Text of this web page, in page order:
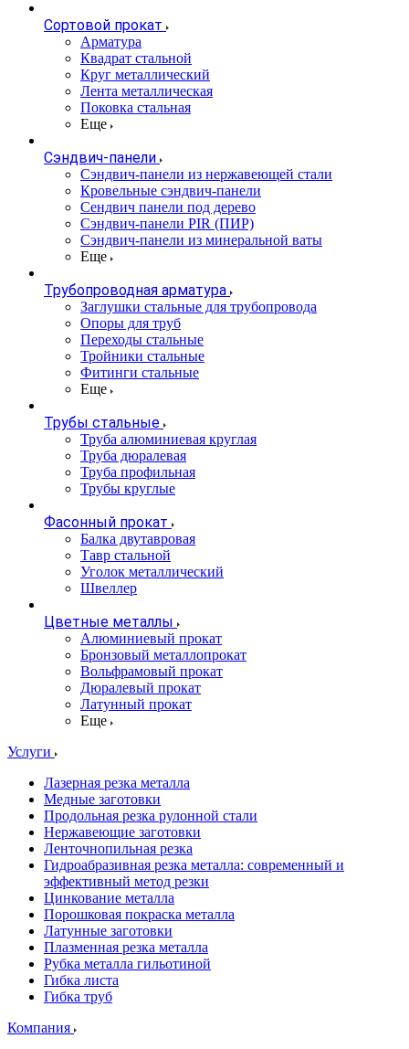
Сортовой прокат
Арматура
Квадрат стальной
Круг металлический
Лента металлическая
Поковка стальная
Еще
Сэндвич-панели
Cэндвич-панели из нержавеющей стали
Кровельные сэндвич-панели
Сендвич панели под дерево
Сэндвич-панели PIR (ПИР)
Сэндвич-панели из минеральной ваты
Еще
Трубопроводная арматура
Заглушки стальные для трубопровода
Опоры для труб
Переходы стальные
Тройники стальные
Фитинги стальные
Еще
Трубы стальные
Труба алюминиевая круглая
Труба дюралевая
Труба профильная
Трубы круглые
Фасонный прокат
Балка двутавровая
Тавр стальной
Уголок металлический
Швеллер
Цветные металлы
Алюминиевый прокат
Бронзовый металлопрокат
Вольфрамовый прокат
Дюралевый прокат
Латунный прокат
Еще
Услуги
Лазерная резка металла
Медные заготовки
Продольная резка рулонной стали
Нержавеющие заготовки
Ленточнопильная резка
Гидроабразивная резка металла: современный и
эффективный метод резки
Цинкование металла
Порошковая покраска металла
Латунные заготовки
Плазменная резка металла
Рубка металла гильотиной
Гибка листа
Гибка труб
Компания